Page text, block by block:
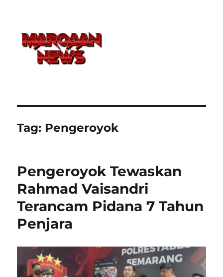
Tag: Pengeroyok
Pengeroyok Tewaskan
Rahmad Vaisandri
Terancam Pidana 7 Tahun
Penjara